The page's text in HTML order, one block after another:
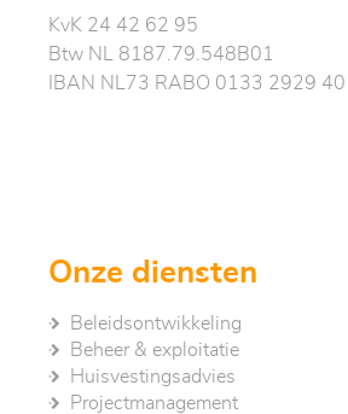
KvK 24 42 62 95
Btw NL 8187.79.548B01
IBAN NL73 RABO 0133 2929 40
Onze diensten
Beleidsontwikkeling
Beheer & exploitatie
Huisvestingsadvies
Project­management